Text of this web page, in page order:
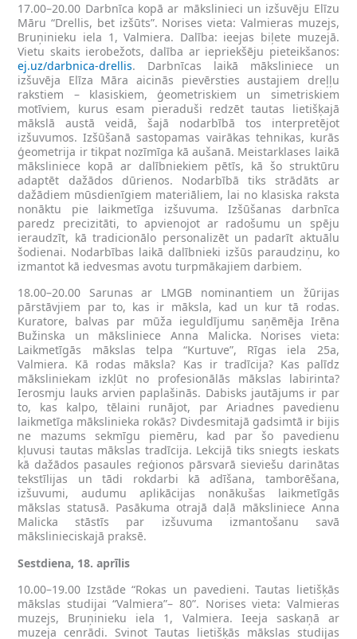
17.00–20.00 Darbnīca kopā ar mākslinieci un izšuvēju Elīzu
Māru “Drellis, bet izšūts”. Norises vieta: Valmieras muzejs,
Bruņinieku iela 1, Valmiera. Dalība: ieejas biļete muzejā.
Vietu skaits ierobežots, dalība ar iepriekšēju pieteikšanos:
ej.uz/darbnica-drellis. Darbnīcas laikā māksliniece un
izšuvēja Elīza Māra aicinās pievērsties austajiem dreļļu
rakstiem – klasiskiem, ģeometriskiem un simetriskiem
motīviem, kurus esam pieraduši redzēt tautas lietišķajā
mākslā austā veidā, šajā nodarbībā tos interpretējot
izšuvumos. Izšūšanā sastopamas vairākas tehnikas, kurās
ģeometrija ir tikpat nozīmīga kā aušanā. Meistarklases laikā
māksliniece kopā ar dalībniekiem pētīs, kā šo struktūru
adaptēt dažādos dūrienos. Nodarbībā tiks strādāts ar
dažādiem mūsdienīgiem materiāliem, lai no klasiska raksta
nonāktu pie laikmetīga izšuvuma. Izšūšanas darbnīca
paredz precizitāti, to apvienojot ar radošumu un spēju
ieraudzīt, kā tradicionālo personalizēt un padarīt aktuālu
šodienai. Nodarbības laikā dalībnieki izšūs paraudziņu, ko
izmantot kā iedvesmas avotu turpmākajiem darbiem.
18.00–20.00 Sarunas ar LMGB nominantiem un žūrijas
pārstāvjiem par to, kas ir māksla, kad un kur tā rodas.
Kuratore, balvas par mūža ieguldījumu saņēmēja Irēna
Bužinska un māksliniece Anna Malicka. Norises vieta:
Laikmetīgās mākslas telpa “Kurtuve”, Rīgas iela 25a,
Valmiera. Kā rodas māksla? Kas ir tradīcija? Kas palīdz
māksliniekam izkļūt no profesionālās mākslas labirinta?
Ierosmju lauks arvien paplašinās. Dabisks jautājums ir par
to, kas kalpo, tēlaini runājot, par Ariadnes pavedienu
laikmetīga mākslinieka rokās? Divdesmitajā gadsimtā ir bijis
ne mazums sekmīgu piemēru, kad par šo pavedienu
kļuvusi tautas mākslas tradīcija. Lekcijā tiks sniegts ieskats
kā dažādos pasaules reģionos pārsvarā sieviešu darinātas
tekstīlijas un tādi rokdarbi kā adīšana, tamborēšana,
izšuvumi, audumu aplikācijas nonākušas laikmetīgās
mākslas statusā. Pasākuma otrajā daļā māksliniece Anna
Malicka stāstīs par izšuvuma izmantošanu savā
mākslinieciskajā praksē.
Sestdiena, 18. aprīlis
10.00–19.00 Izstāde “Rokas un pavedieni. Tautas lietišķās
mākslas studijai “Valmiera”– 80”. Norises vieta: Valmieras
muzejs, Bruņinieku iela 1, Valmiera. Ieeja saskaņā ar
muzeja cenrādi. Svinot Tautas lietišķās mākslas studijas